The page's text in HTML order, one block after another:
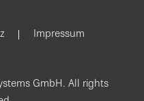
Impressum
GmbH. All rights